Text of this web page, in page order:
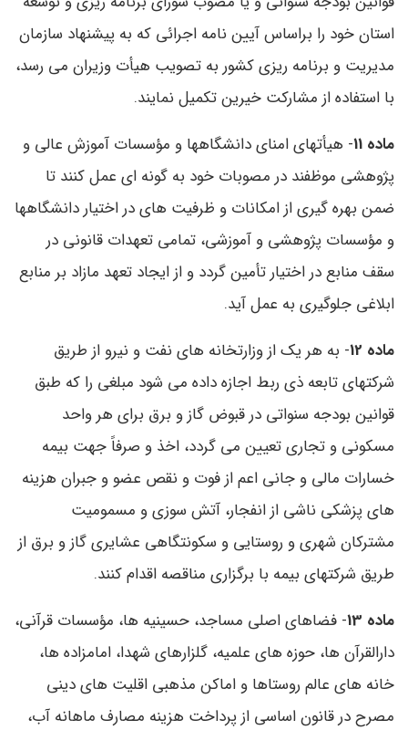
استان خود را براساس آیین نامه اجرائی که به پیشنهاد سازمان
مدیریت و برنامه ریزی کشور به تصویب هیأت وزیران می رسد،
با استفاده از مشارکت خیرین تکمیل نمایند.
ماده 11
- هیأتهای امنای دانشگاهها و مؤسسات آموزش عالی و
پژوهشی موظفند در مصوبات خود به گونه ای عمل کنند تا
ضمن بهره گیری از امکانات و ظرفیت های در اختیار دانشگاهها
و مؤسسات پژوهشی و آموزشی، تمامی تعهدات قانونی در
سقف منابع در اختیار تأمین گردد و از ایجاد تعهد مازاد بر منابع
ابلاغی جلوگیری به عمل آید.
ماده 12
- به هر یک از وزارتخانه های نفت و نیرو از طریق
شرکتهای تابعه ذی ربط اجازه داده می شود مبلغی را که طبق
قوانین بودجه سنواتی در قبوض گاز و برق برای هر واحد
مسکونی و تجاری تعیین می گردد، اخذ و صرفاً جهت بیمه
خسارات مالی و جانی اعم از فوت و نقص عضو و جبران هزینه
های پزشکی ناشی از انفجار، آتش سوزی و مسمومیت
مشترکان شهری و روستایی و سکونتگاهی عشایری گاز و برق از
طریق شرکتهای بیمه با برگزاری مناقصه اقدام کنند.
ماده 13
- فضاهای اصلی مساجد، حسینیه ها، مؤسسات قرآنی،
دارالقرآن ها، حوزه های علمیه، گلزارهای شهدا، امامزاده ها،
خانه های عالم روستاها و اماکن مذهبی اقلیت های دینی
مصرح در قانون اساسی از پرداخت هزینه مصارف ماهانه آب،